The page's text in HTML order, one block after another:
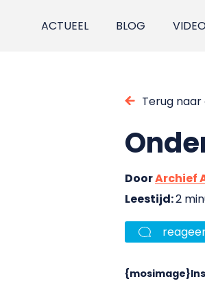
ACTUEEL BLOG
Terug
DoorArchief
Leestijd:2
{mosimage}